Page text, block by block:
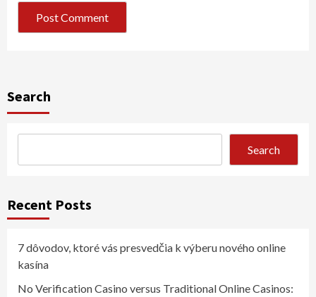
Search
Search
Recent Posts
7 dôvodov, ktoré vás presvedčia k výberu nového online
kasína
No Verification Casino versus Traditional Online Casinos: